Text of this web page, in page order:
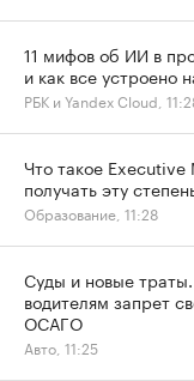
11 мифов об ИИ в
и как все устроено
РБК и Yandex Cloud,
Что такое Executive
получать эту
Образование, 11:28
Суды и новые
водителям запрет
ОСАГО
Авто, 11:25